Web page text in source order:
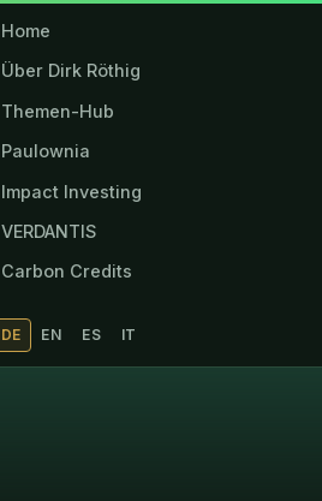
Home
Über Dirk Röthig
Themen-Hub
Paulownia
Impact Investing
VERDANTIS
Carbon Credits
DE EN ES IT